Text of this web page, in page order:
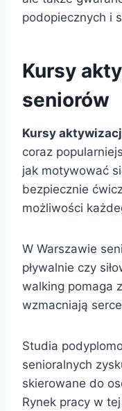
podopiecznych i
Kursy
seniorów
Kursy
coraz
jak motywować
bezpiecznie
możliwości
W Warszawie
pływalnie czy
walking pomaga
wzmacniają
Studia
senioralnych
skierowane do
Rynek pracy w